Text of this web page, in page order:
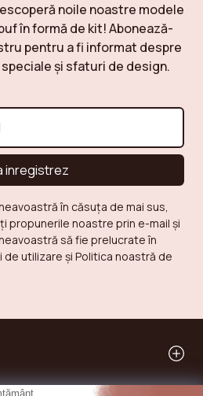
noile noastre modele
în formă de kit! Abonează-
pentru a fi informat despre
și sfaturi de design.
inregistrez
în căsuța de mai sus,
propunerile noastre prin e-mail și
să fie prelucrate în
utilizare și Politica noastră de